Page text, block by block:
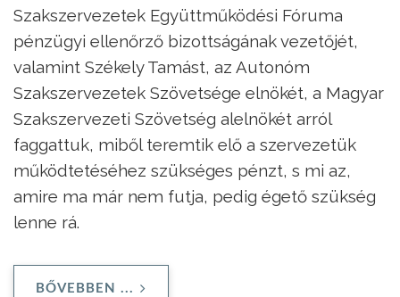
Szakszervezetek Együttműködési Fóruma
pénzügyi ellenőrző bizottságának vezetőjét,
valamint Székely Tamást, az Autonóm
Szakszervezetek Szövetsége elnökét, a Magyar
Szakszervezeti Szövetség alelnökét arról
faggattuk, miből teremtik elő a szervezetük
működtetéséhez szükséges pénzt, s mi az,
amire ma már nem futja, pedig égető szükség
lenne rá.
BŐVEBBEN ...